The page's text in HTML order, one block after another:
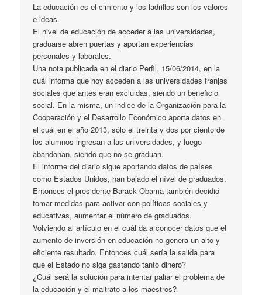
La educación es el cimiento y los ladrillos son los valores
e ideas.
El nivel de educación de acceder a las universidades,
graduarse abren puertas y aportan experiencias
personales y laborales.
Una nota publicada en el diario Perfil, 15/06/2014, en la
cuál informa que hoy acceden a las universidades franjas
sociales que antes eran excluidas, siendo un beneficio
social. En la misma, un indice de la Organización para la
Cooperación y el Desarrollo Económico aporta datos en
el cuál en el año 2013, sólo el treinta y dos por ciento de
los alumnos ingresan a las universidades, y luego
abandonan, siendo que no se graduan.
El informe del diario sigue aportando datos de países
como Estados Unidos, han bajado el nível de graduados.
Entonces el presidente Barack Obama también decidió
tomar medidas para activar con políticas sociales y
educativas, aumentar el número de graduados.
Volviendo al artículo en el cuál da a conocer datos que el
aumento de inversión en educación no genera un alto y
eficiente resultado. Entonces cuál sería la salida para
que el Estado no siga gastando tanto dinero?
¿Cuál será la solución para intentar paliar el problema de
la educación y el maltrato a los maestros?